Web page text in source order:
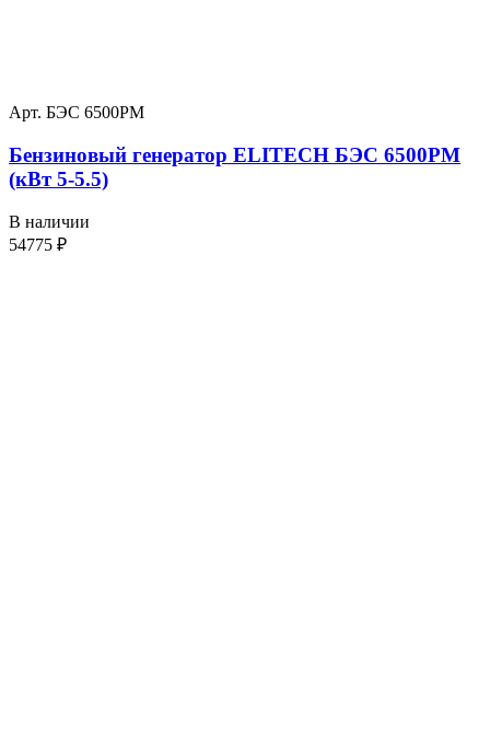
Арт. БЭС 6500РМ
Бензиновый генератор ELITECH БЭС 6500РМ
(кВт 5-5.5)
В наличии
54775 ₽